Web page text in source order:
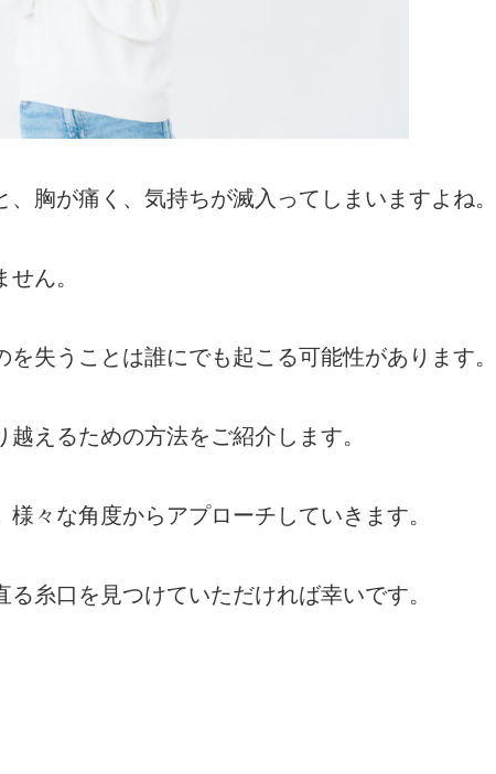
胸が痛く、気持ちが滅入ってしまいますよね。
ん。
失うことは誰にでも起こる可能性があります。
えるための方法をご紹介します。
々な角度からアプローチしていきます。
糸口を見つけていただければ幸いです。